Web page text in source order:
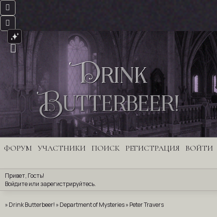
Drink
Butterbeer!
ФОРУМ УЧАСТНИКИ ПОИСК РЕГИСТРАЦИЯ ВОЙТИ
Привет, Гость!
Войдите или зарегистрируйтесь.
»Drink Butterbeer! »Department of Mysteries»Peter Travers